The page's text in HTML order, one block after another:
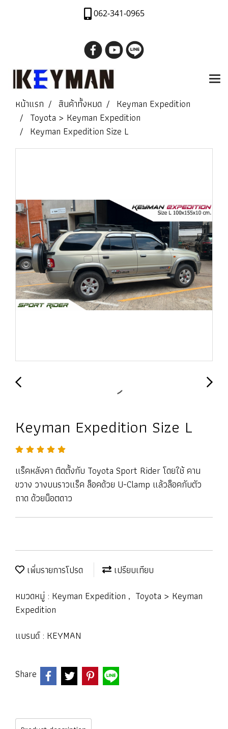
062-341-0965
หน้าแรก สินค้าทั้งหมด
Keyman Expedition
Toyota > Keyman Expedition
Keyman Expedition Size L
Keyman Expedition Size L
แร็คหลังคา ติดตั้งกับ Toyota Sport Rider โดยใช้ คาน
ขวาง วางบนราวแร็ค ล็อคด้วย U-Clamp แล้วล็อคกับตัว
ถาด ด้วยน็อตดาว
เพิ่มรายการโปรด
เปรียบเทียบ
หมวดหมู่ : Keyman Expedition , Toyota > Keyman
Expedition
แบรนด์ : KEYMAN
Share